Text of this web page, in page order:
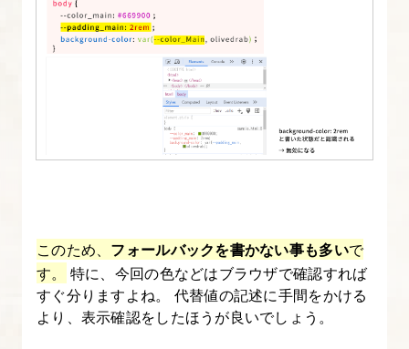
このため、 フォールバックを書かない事も多いで
す。
特に、今回の色などはブラウザで確認すれば
すぐ分りますよね。 代替値の記述に手間をかける
より、表示確認をしたほうが良いでしょう。